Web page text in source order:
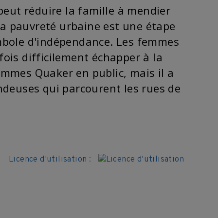
réduire la famille à mendier
pauvreté urbaine est une étape
d'indépendance. Les femmes
difficilement échapper à la
Quaker en public, mais il a
qui parcourent les rues de
Licence d'utilisation :